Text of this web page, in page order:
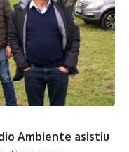
Ambiente asistiu